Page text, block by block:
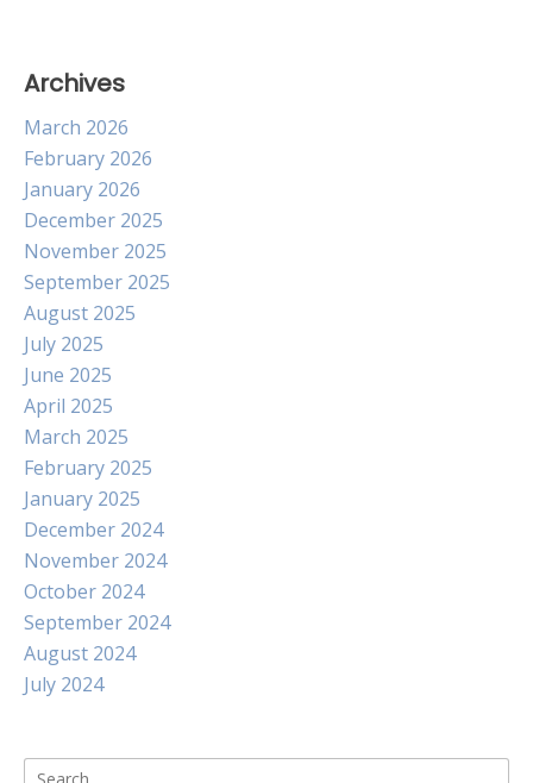
Archives
March 2026
February 2026
January 2026
December 2025
November 2025
September 2025
August 2025
July 2025
June 2025
April 2025
March 2025
February 2025
January 2025
December 2024
November 2024
October 2024
September 2024
August 2024
July 2024
Search